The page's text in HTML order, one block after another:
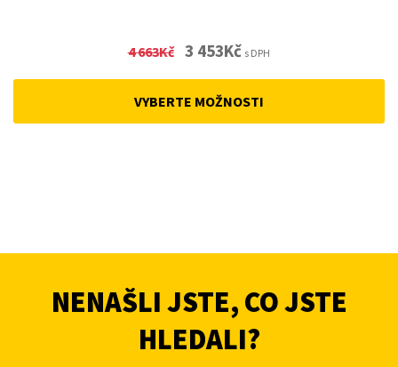
4 663Kč Original
3 453KčCurrent
s DPH
VYBERTE MOŽNOSTI
NENAŠLI JSTE, CO JSTE
HLEDALI?